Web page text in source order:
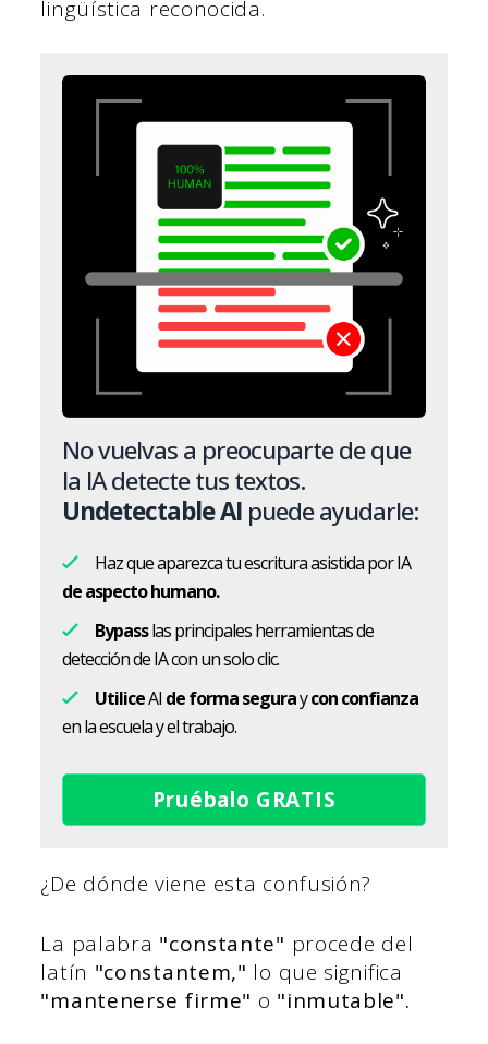
lingüística reconocida.
No vuelvas a preocuparte de que
la IA detecte tus textos.
Undetectable AI puede ayudarle:
Haz que aparezca tu escritura asistida por IA
de aspecto humano.
Bypasslas principales herramientas de
detección de IA con un solo clic.
UtiliceAI de forma seguraycon confianza
en la escuela y el trabajo.
Pruébalo GRATIS
¿De dónde viene esta confusión?
La palabra "constante" procede del
latín "constantem," lo que significa
"mantenerse firme" o "inmutable".